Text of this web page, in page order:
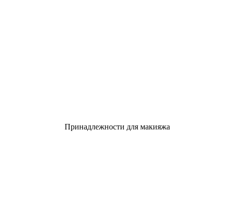
Принадлежности для макияжа